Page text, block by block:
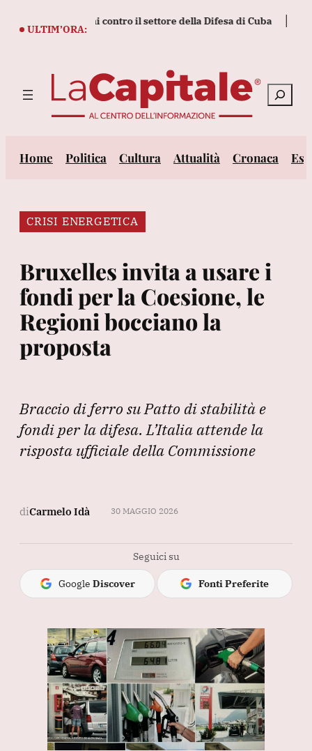
ULTIM’ORA:
nuove sanzioni contro il settore della Difesa di Cuba
Cerca
Home Politica Cultura Attualità Cronaca
CRISI ENERGETICA
Bruxelles invita a usare i
fondi per la Coesione, le
Regioni bocciano la
proposta
Braccio di ferro su Patto di stabilità e
fondi per la difesa. L’Italia attende la
risposta ufficiale della Commissione
diCarmelo Idà 30 MAGGIO 2026
Seguici su
Google Discover Fonti Preferite